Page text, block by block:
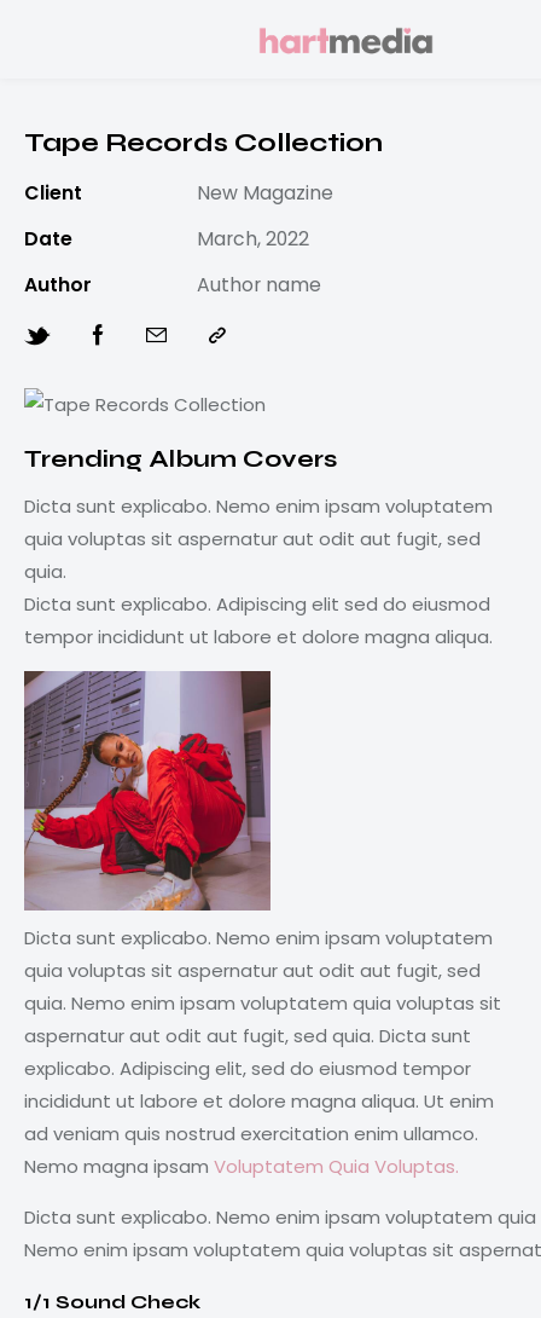
Tape Records Collection
Client
New Magazine
Date
March, 2022
Author
Author name
Trending Album Covers
Dicta sunt explicabo. Nemo enim ipsam voluptatem
quia voluptas sit aspernatur aut odit aut fugit, sed
quia.
Dicta sunt explicabo. Adipiscing elit sed do eiusmod
tempor incididunt ut labore et dolore magna aliqua.
Dicta sunt explicabo. Nemo enim ipsam voluptatem
quia voluptas sit aspernatur aut odit aut fugit, sed
quia. Nemo enim ipsam voluptatem quia voluptas sit
aspernatur aut odit aut fugit, sed quia. Dicta sunt
explicabo. Adipiscing elit, sed do eiusmod tempor
incididunt ut labore et dolore magna aliqua. Ut enim
ad veniam quis nostrud exercitation enim ullamco.
Nemo magna ipsam Voluptatem Quia Voluptas.
Dicta sunt explicabo. Nemo enim ipsam voluptatem
Nemo enim ipsam voluptatem quia voluptas sit
1/1 Sound Check